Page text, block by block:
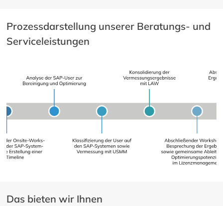
Prozessdarstellung unserer Beratungs- und
Serviceleistungen
Das bieten wir Ihnen